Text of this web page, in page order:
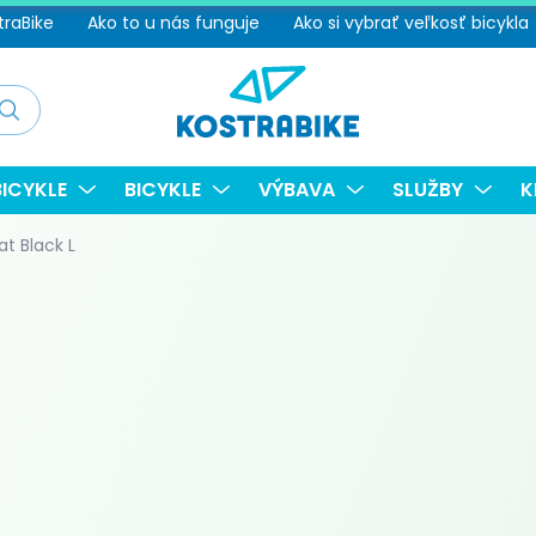
Ako to u nás funguje Ako si vybrať veľkosť bicykla
BICYKLE VÝBAVA SLUŽBY
Black L